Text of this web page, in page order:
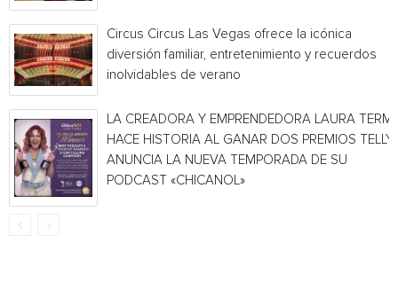
Circus Circus Las Vegas ofrece la icónica
diversión familiar, entretenimiento y recuerdos
inolvidables de verano
LA CREADORA Y EMPRENDEDORA LAURA
HACE HISTORIA AL GANAR DOS PREMIOS TELLY
ANUNCIA LA NUEVA TEMPORADA DE SU
PODCAST «CHICANOL»